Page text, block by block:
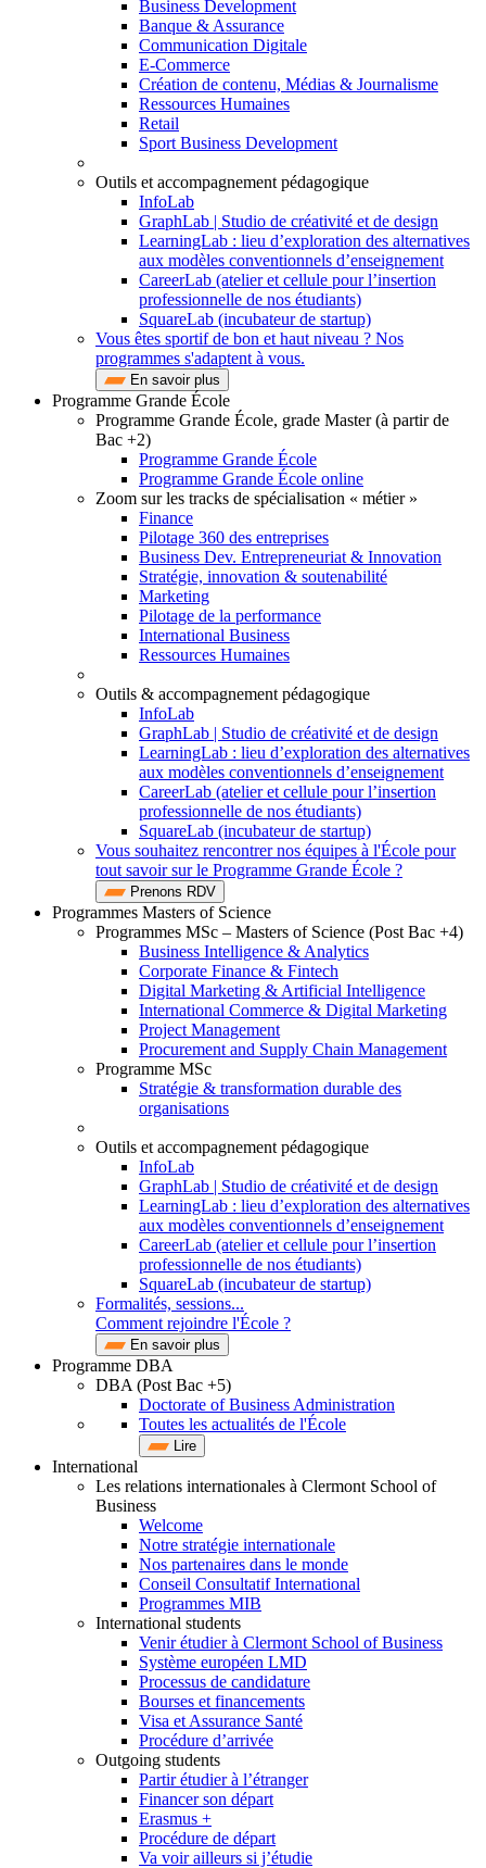
Business Development
Banque & Assurance
Communication Digitale
E-Commerce
Création de contenu, Médias & Journalisme
Ressources Humaines
Retail
Sport Business Development
Outils et accompagnement pédagogique
InfoLab
GraphLab | Studio de créativité et de design
LearningLab : lieu d’exploration des alternatives
aux modèles conventionnels d’enseignement
CareerLab (atelier et cellule pour l’insertion
professionnelle de nos étudiants)
SquareLab (incubateur de startup)
Vous êtes sportif de bon et haut niveau ? Nos
programmes s'adaptent à vous.
En savoir plus
Programme Grande École
Programme Grande École, grade Master (à partir de
Bac +2)
Programme Grande École
Programme Grande École online
Zoom sur les tracks de spécialisation « métier »
Finance
Pilotage 360 des entreprises
Business Dev. Entrepreneuriat & Innovation
Stratégie, innovation & soutenabilité
Marketing
Pilotage de la performance
International Business
Ressources Humaines
Outils & accompagnement pédagogique
InfoLab
GraphLab | Studio de créativité et de design
LearningLab : lieu d’exploration des alternatives
aux modèles conventionnels d’enseignement
CareerLab (atelier et cellule pour l’insertion
professionnelle de nos étudiants)
SquareLab (incubateur de startup)
Vous souhaitez rencontrer nos équipes à l'École pour
tout savoir sur le Programme Grande École ?
Prenons RDV
Programmes Masters of Science
Programmes MSc – Masters of Science (Post Bac +4)
Business Intelligence & Analytics
Corporate Finance & Fintech
Digital Marketing & Artificial Intelligence
International Commerce & Digital Marketing
Project Management
Procurement and Supply Chain Management
Programme MSc
Stratégie & transformation durable des
organisations
Outils et accompagnement pédagogique
InfoLab
GraphLab | Studio de créativité et de design
LearningLab : lieu d’exploration des alternatives
aux modèles conventionnels d’enseignement
CareerLab (atelier et cellule pour l’insertion
professionnelle de nos étudiants)
SquareLab (incubateur de startup)
Formalités, sessions...
Comment rejoindre l'École ?
En savoir plus
Programme DBA
DBA (Post Bac +5)
Doctorate of Business Administration
Toutes les actualités de l'École
Lire
International
Les relations internationales à Clermont School of
Business
Welcome
Notre stratégie internationale
Nos partenaires dans le monde
Conseil Consultatif International
Programmes MIB
International students
Venir étudier à Clermont School of Business
Système européen LMD
Processus de candidature
Bourses et financements
Visa et Assurance Santé
Procédure d’arrivée
Outgoing students
Partir étudier à l’étranger
Financer son départ
Erasmus +
Procédure de départ
Va voir ailleurs si j’étudie